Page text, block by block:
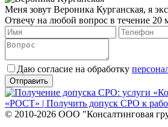
Меня зовут Вероника Курганская, я
Отвечу на любой вопрос в течение 20
Даю согласие на обработку
© 2010-2026 ООО "Консалтинговая